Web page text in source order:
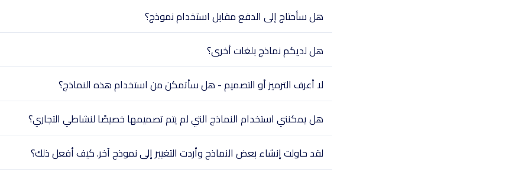
هل سأحتاج إلى الدفع مقابل استخدام نموذج؟
هل لديكم نماذج بلغات أخرى؟
لا أعرف الترميز أو التصميم - هل سأتمكن من استخدام هذه النماذج؟
هل يمكنني استخدام النماذج التي لم يتم تصميمها خصيصًا لنشاطي التجاري؟
لقد حاولت إنشاء بعض النماذج وأردت التغيير إلى نموذج آخر. كيف أفعل ذلك؟